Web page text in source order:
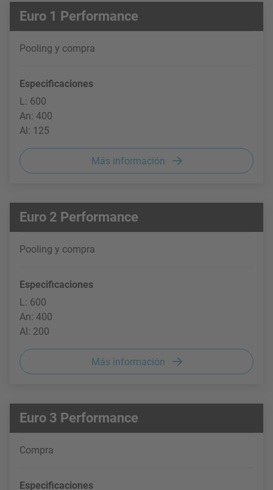
Euro 1 Performance
Pooling y compra
Especificaciones
L: 600
An: 400
Al: 125
Más información
Euro 2 Performance
Pooling y compra
Especificaciones
L: 600
An: 400
Al: 200
Más información
Euro 3 Performance
Compra
Especificaciones